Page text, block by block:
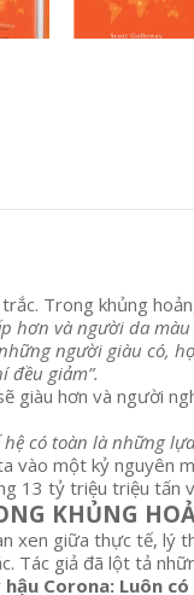
Trong khủng
hơn và người da
người giàu có,
đều giảm”.
giàu hơn và người
có toàn là những
vào một kỷ nguyên
13 tỷ triệu triệu tấn
KHỦNG
xen giữa thực tế, lý
Tác giả đã lột tả
hậu Corona: Luôn